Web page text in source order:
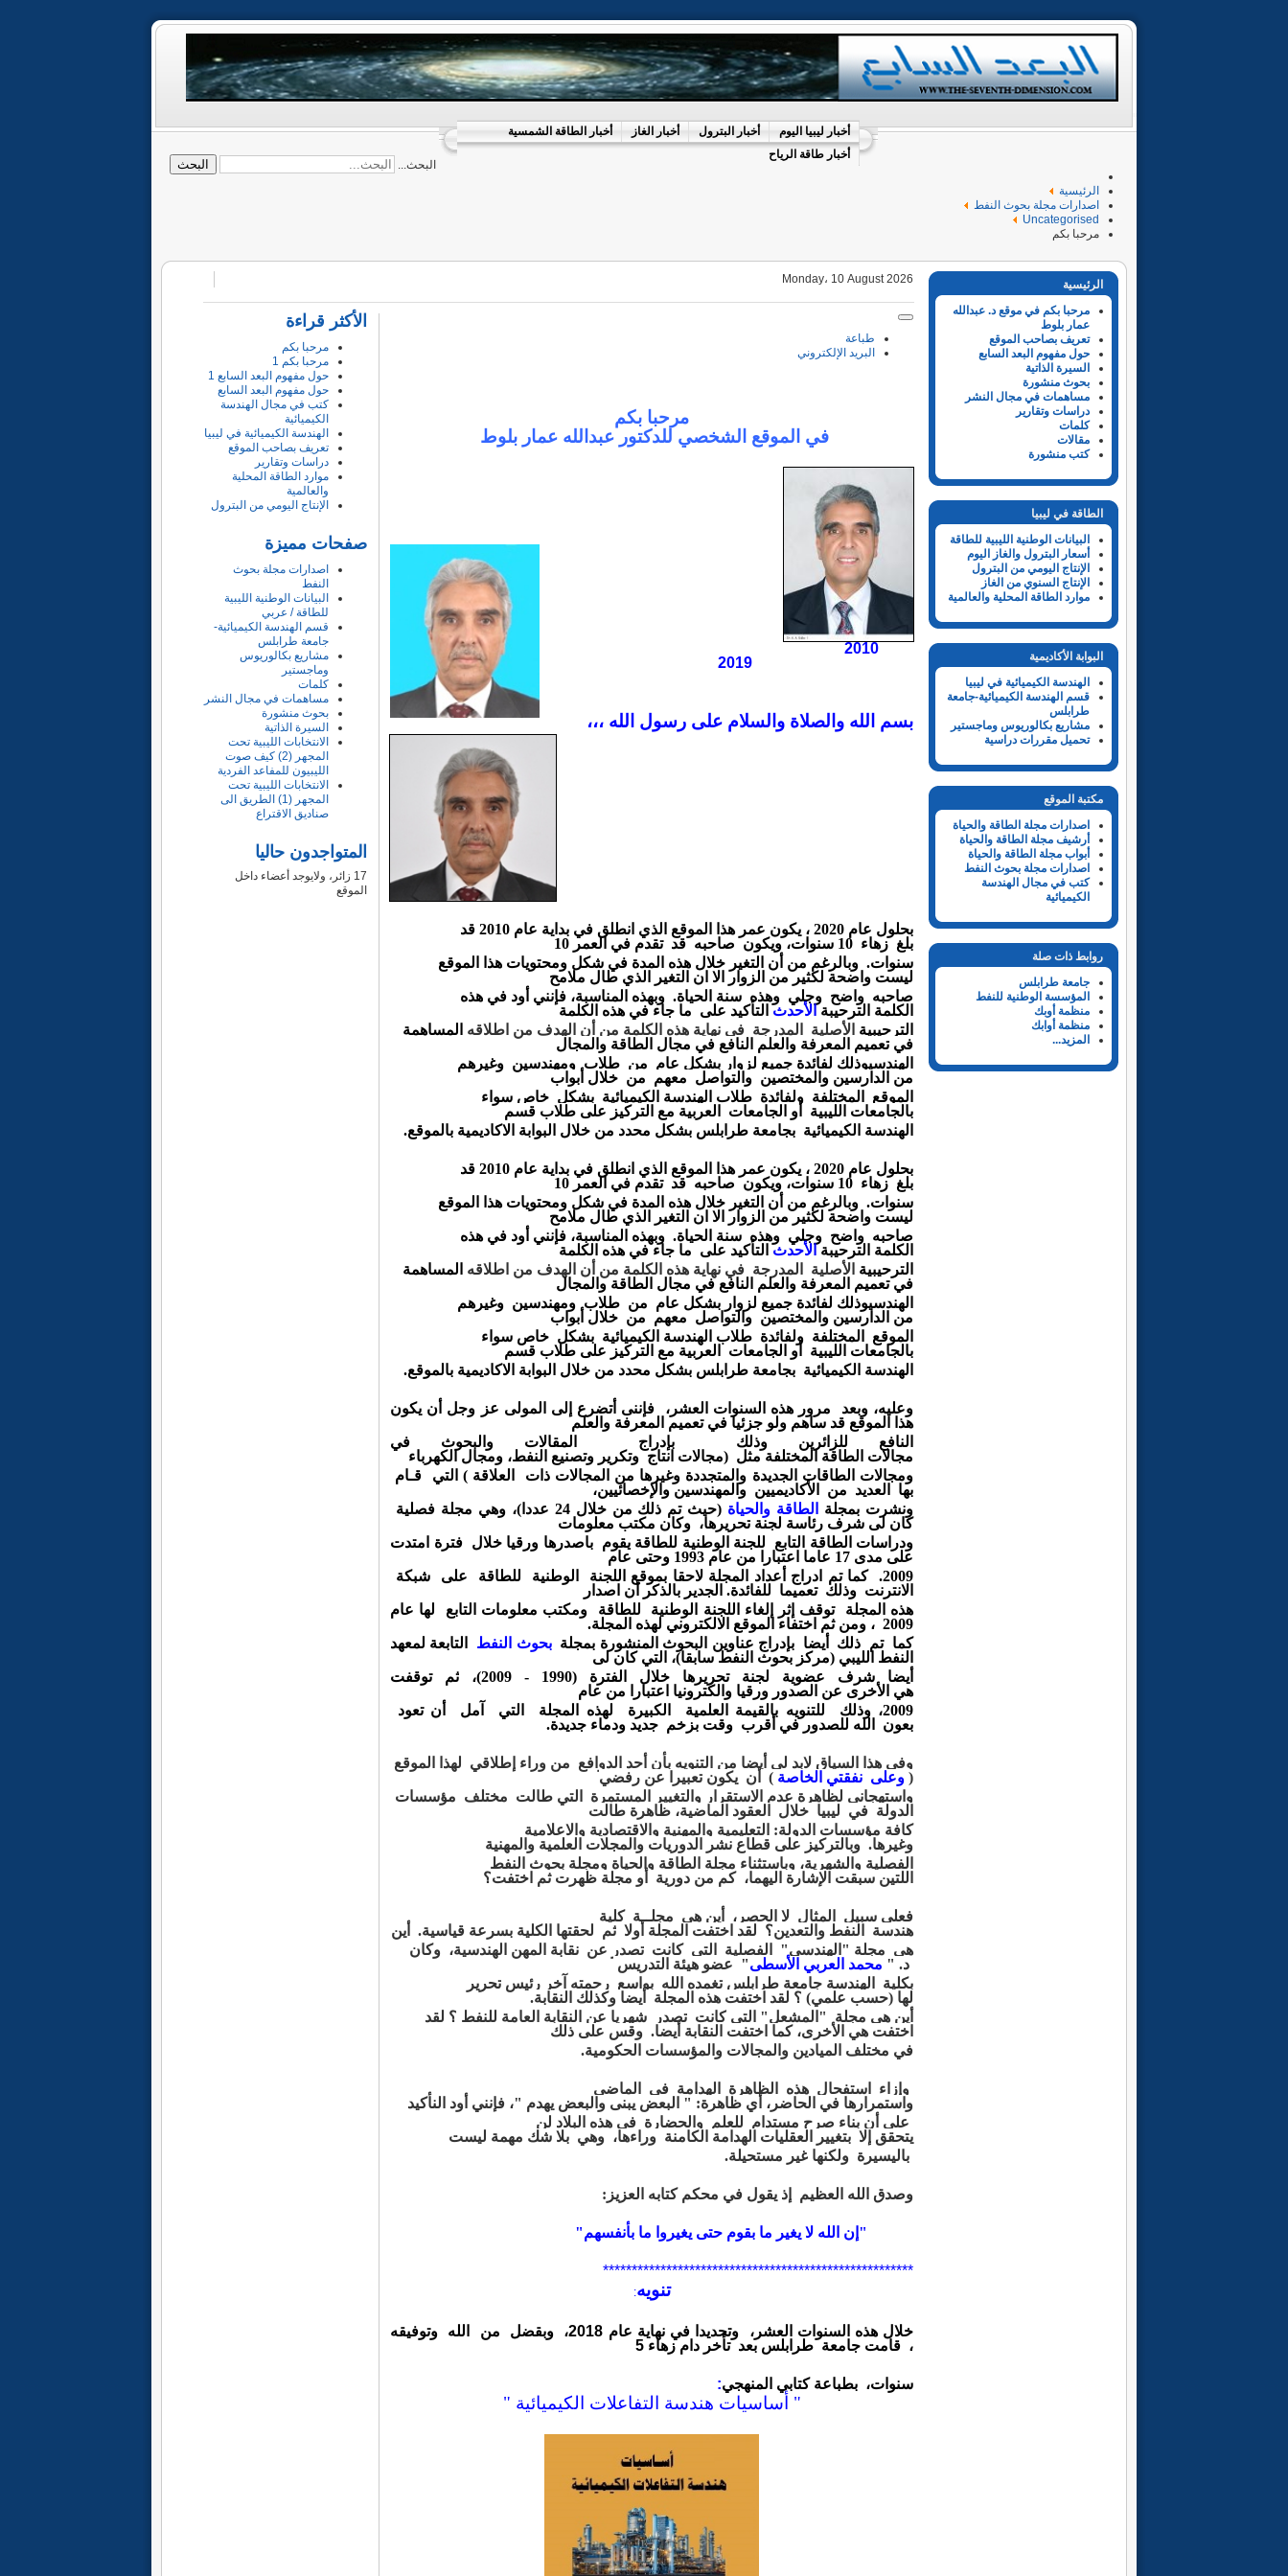
أخبار ليبيا اليوم أخبار البترول أخبار الغاز
أخبار الطاقة الشمسية
أخبار طاقة الرياح
البحث... البحث
الرئيسية
اصدارات مجلة بحوث النفط
Uncategorised
مرحبا بكم
الرئيسية
مرحبا بكم في موقع د. عبدالله
عمار بلوط
تعريف بصاحب الموقع
حول مفهوم البعد السابع
السيرة الذاتية
بحوث منشورة
مساهمات في مجال النشر
دراسات وتقارير
كلمات
مقالات
كتب منشورة
الطاقة في ليبيا
البيانات الوطنية الليبية للطاقة
أسعار البترول والغاز اليوم
الإنتاج اليومي من البترول
الإنتاج السنوي من الغاز
موارد الطاقة المحلية والعالمية
البوابة الأكاديمية
الهندسة الكيميائية في ليبيا
قسم الهندسة الكيميائية-جامعة
طرابلس
مشاريع بكالوريوس وماجستير
تحميل مقررات دراسية
مكتبة الموقع
اصدارات مجلة الطاقة والحياة
أرشيف مجلة الطاقة والحياة
أبواب مجلة الطاقة والحياة
اصدارات مجلة بحوث النفط
كتب في مجال الهندسة
الكيميائية
روابط ذات صلة
جامعة طرابلس
المؤسسة الوطنية للنفط
منظمة أوبك
منظمة أوابك
المزيد...
Monday، 10 August 2026
طباعة
البريد الإلكتروني
مرحبا بكم
في الموقع الشخصي للدكتور عبدالله عمار بلوط
بسم الله والصلاة والسلام على رسول الله ،،،
بحلول عام 2020 ، يكون عمر هذا الموقع الذي انطلق في بداية عام 2010
قد
بلغزهاء 10 سنوات، ويكون صاحبهقد تقدم في العمر 10
سنوات. وبالرغم من أن التغير خلال هذه المدة في شكل ومحتويات هذا الموقع
ليست واضحة لكثيرمن الزوار الا ان التغير الذي طال ملامح
صاحبه واضح وجلي وهذه سنة الحياة. وبهذه المناسبة، فإنني أود في هذه
الكلمة الترحيبةالأحدثالتأكيد على ما جاء في هذه الكلمة
الترحيبية الأصلية المدرجة في نهاية هذه الكلمة من أن الهدف من اطلاقه المساهمة
في تعميم المعرفة والعلم النافع في مجال الطاقة والمجال
الهندسيوذلك لفائدة جميع لزوار بشكل عام من طلاب ومهندسين وغيرهم
من الدارسين والمختصين والتواصل معهم من خلال أبواب
الموقع
المختلفة ولفائدة طلاب الهندسة الكيميائية بشكل خاص سواء
بالجامعات الليبية أو الجامعات العربية مع التركيز على طلاب قسم
الهندسة الكيميائية بجامعة طرابلس بشكل محدد من خلال البوابة الاكاديمية بالموقع.
بحلول عام 2020 ، يكون عمر هذا الموقع الذي انطلق في بداية عام 2010
قد
بلغزهاء 10 سنوات، ويكون صاحبهقد تقدم في العمر 10
سنوات. وبالرغم من أن التغير خلال هذه المدة في شكل ومحتويات هذا الموقع
ليست واضحة لكثيرمن الزوار الا ان التغير الذي طال ملامح
صاحبه واضح وجلي وهذه سنة الحياة. وبهذه المناسبة، فإنني أود في هذه
الكلمة الترحيبةالأحدثالتأكيد على ما جاء في هذه الكلمة
الترحيبية الأصلية المدرجة في نهاية هذه الكلمة من أن الهدف من اطلاقه المساهمة
فيتعميم المعرفة والعلم النافع في مجال الطاقةوالمجال
الهندسيوذلك لفائدة جميع لزوار بشكل عام من طلاب ومهندسين وغيرهم
من الدارسين والمختصين والتواصل معهم من خلال أبواب
الموقع
المختلفة ولفائدة طلاب الهندسة الكيميائية بشكل خاص سواء
بالجامعات الليبية أو الجامعات العربية مع التركيز على طلاب قسم
الهندسة الكيميائية بجامعة طرابلس بشكل محدد من خلال البوابة الاكاديمية بالموقع.
وعليه، وبعد مرور هذه السنوات العشر، فإننى أتضرع إلى المولى عز وجل أن يكون
هذا
الموقع قد ساهم ولو جزئيافي تعميم المعرفة والعلم
النافع للزائرين وذلك بإدراج
المقالات والبحوث في
مجالات الطاقة المختلفةمثل (مجالات انتاج وتكرير وتصنيع النفط، ومجالالكهرباء
ومجالات الطاقات
الجديدة والمتجددة وغيرها من المجالاتذات العلاقة ) التي قـام
بها العديد من الأكاديميين والمهندسينوالإخصائيين،
ونشرت بمجلة الطاقة والحياة (حيث تم ذلك من خلال24 عددا)، وهي مجلة
فصلية
كان لى شرف رئاسة لجنة تحريرها، وكان مكتب معلومات
ودراسات الطاقة التابع للجنة الوطنية للطاقةيقوم باصدرها ورقياخلال فترة امتدت
على مدى 17 عاما
اعتبارا من عام 1993 وحتى عام
2009.
كما تم ادراج أعداد المجلةلاحقا بموقع اللجنة الوطنية للطاقة على شبكة
الانترنت وذلك تعميما للفائدة. الجدير بالذكر أن اصدار
هذه
المجلة توقف إثر إلغاء اللجنة الوطنية للطاقة ومكتب معلومات التابع لها عام
2009 ، ومن ثم
اختفاء الموقع الالكتروني لهذه المجلة.
كما تم ذلك أيضا بإدراج عناوين البحوث المنشورة بمجلةبحوث النفط التابعة لمعهد
النفط الليبي (مركز بحوث النفطسابقا)، التيكان لى
أيضا شرف عضوية لجنة تحريرها خلال الفترة (1990 - 2009)،
ثم توقفت
هي الأخرى عن الصدور ورقيا والكترونيا اعتبارا من عام
2009،
وذلك للتنويه بالقيمة العلمية الكبيرة لهذه المجلة
التي آمل أن تعود
بعون
الله للصدورفي أقرب وقت بزخم جديد ودماء جديدة.
وفي هذا السياق لابد لي أيضا من التنويه بأن أحد الدوافع من وراء إطلاقي لهذا
الموقع
( وعلى نفقتي الخاصة ) أن يكون تعبيرا عن رفضي
واستهجاني لظاهرة عدم الاستقرار والتغيير المستمرة التي طالت مختلف مؤسسات
الدولة في ليبيا خلال العقود الماضية، ظاهرة طالت
كافة مؤسسات الدولة: التعليمية والمهنية و الاقتصادية والاعلامية
وغيرها. وبالتركيز على قطاع نشر الدوريات والمجلات العلمية والمهنية
الفصلية والشهرية، وباستثناء مجلة الطاقة والحياة ومجلة بحوث النفط
اللتين سبقت الإشارة اليهما، كم من دورية أو مجلة ظهرت ثم اختفت؟
فعلى سبيل المثال لا الحصر، أين هي مجلــة كلية
هندسة
النفط والتعدين؟ لقد اختفت المجلة أولا ثم لحقتها الكلية بسرعة قياسية.
أين
هي مجلة "الهندسي" الفصلية التي كانت تصدر عن نقابة المهن الهندسية، وكان
د. " محمد العربي الأسطى" عضو هيئة التدريس
بكلية
الهندسة جامعة طرابلس تغمده الله بواسع رحمته آخر رئيس تحرير
لها (حسب علمي) ؟ لقد اختفت هذه المجلة أيضا وكذلك النقابة.
أين هي مجلة "المشعل" التي كانت تصدر شهريا عن النقابة العامة للنفط ؟ لقد
اختفت هي الأخرى، كما اختفت النقابة أيضا. وقس على ذلك
في مختلف الميادين والمجالات والمؤسسات الحكومية.
وإزاء استفحال هذه الظاهرة الهدامة في الماضي
واستمرارها في الحاضر، أي ظاهرة: " البعض يبنى والبعض يهدم "، فإنني أود النأكيد
على أن بناء صرح مستدام للعلم والحضارة في هذه البلاد لن
يتحقق إلا بتغيير العقليات الهدامة الكامنة وراءها، وهي بلا شك مهمة ليست
باليسيرة ولكنها غير مستحيلة.
وصدق الله العظيم إذ يقول في محكم كتابه العزيز:
"إن الله لا يغير ما بقوم حتى يغيروا ما بأنفسهم"
******************************************************
تنويه:
خلال هذه السنوات العشر، وتحديدا في نهاية عام 2018، وبقضل من الله وتوفيقه
، قامت جامعة طرابلس بعد تأخر دام زهاء 5
سنوات، بطباعة كتابي المنهجي:
" أساسيات هندسة التفاعلات الكيميائية "
الأكثر قراءة
مرحبا بكم
مرحبا بكم 1
حول مفهوم البعد السابع 1
حول مفهوم البعد السابع
كتب في مجال الهندسة
الكيميائية
الهندسة الكيميائية في ليبيا
تعريف بصاحب الموقع
دراسات وتقارير
موارد الطاقة المحلية
والعالمية
الإنتاج اليومي من البترول
صفحات مميزة
اصدارات مجلة بحوث
النفط
البيانات الوطنية الليبية
للطاقة / عربي
قسم الهندسة الكيميائية-
جامعة طرابلس
مشاريع بكالوريوس
وماجستير
كلمات
مساهمات في مجال النشر
بحوث منشورة
السيرة الذاتية
الانتخابات الليبية تحت
المجهر (2) كيف صوت
الليبيون للمفاعد الفردية
الانتخابات الليبية تحت
المجهر (1) الطريق الى
صناديق الاقتراع
المتواجدون حاليا
17 زائر، ولايوجد أعضاء داخل
الموقع